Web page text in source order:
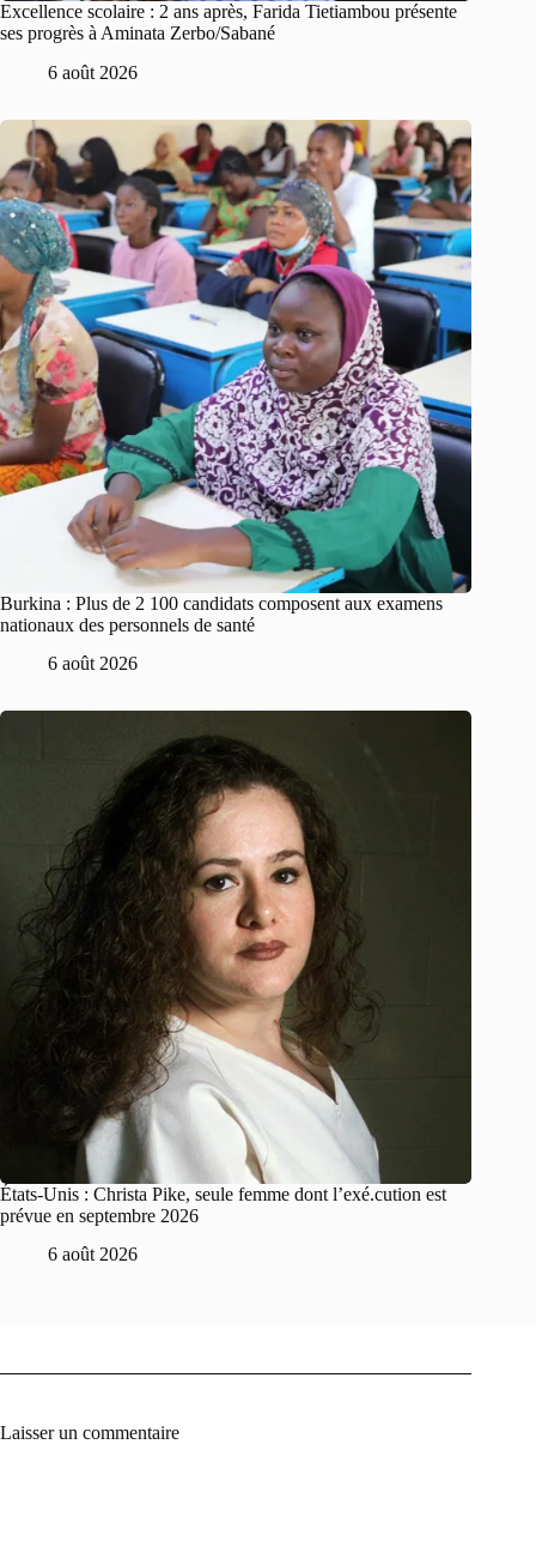
Excellence scolaire : 2 ans après, Farida Tietiambou présente
ses progrès à Aminata Zerbo/Sabané
6 août 2026
Burkina : Plus de 2 100 candidats composent aux examens
nationaux des personnels de santé
6 août 2026
États-Unis : Christa Pike, seule femme dont l’exé.cution est
prévue en septembre 2026
6 août 2026
Laisser un commentaire